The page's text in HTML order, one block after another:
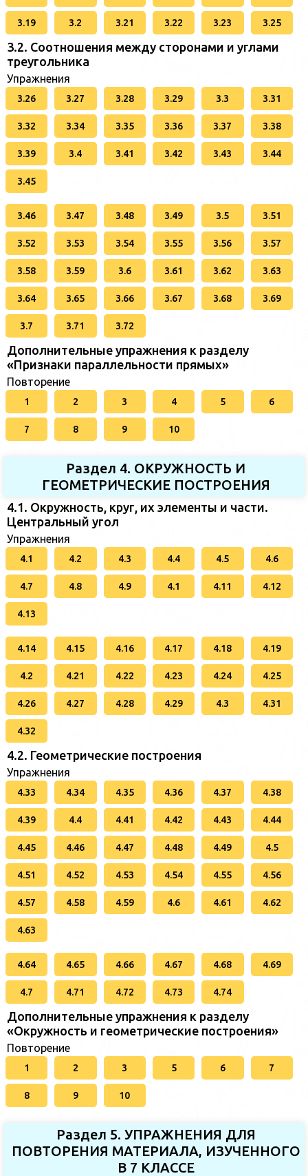
3.19 3.2 3.21 3.22 3.23 3.25
3.2. Соотношения между сторонами и углами
треугольника
Упражнения
3.26 3.27 3.28 3.29 3.3 3.31
3.32 3.34 3.35 3.36 3.37 3.38
3.39 3.4 3.41 3.42 3.43 3.44
3.45
3.46 3.47 3.48 3.49 3.5 3.51
3.52 3.53 3.54 3.55 3.56 3.57
3.58 3.59 3.6 3.61 3.62 3.63
3.64 3.65 3.66 3.67 3.68 3.69
3.7 3.71 3.72
Дополнительные упражнения к разделу
«Признаки параллельности прямых»
Повторение
1 2 3 4 5 6
7 8 9 10
Раздел 4. ОКРУЖНОСТЬ И
ГЕОМЕТРИЧЕСКИЕ ПОСТРОЕНИЯ
4.1. Окружность, круг, их элементы и части.
Центральный угол
Упражнения
4.1 4.2 4.3 4.4 4.5 4.6
4.7 4.8 4.9 4.1 4.11 4.12
4.13
4.14 4.15 4.16 4.17 4.18 4.19
4.2 4.21 4.22 4.23 4.24 4.25
4.26 4.27 4.28 4.29 4.3 4.31
4.32
4.2. Геометрические построения
Упражнения
4.33 4.34 4.35 4.36 4.37 4.38
4.39 4.4 4.41 4.42 4.43 4.44
4.45 4.46 4.47 4.48 4.49 4.5
4.51 4.52 4.53 4.54 4.55 4.56
4.57 4.58 4.59 4.6 4.61 4.62
4.63
4.64 4.65 4.66 4.67 4.68 4.69
4.7 4.71 4.72 4.73 4.74
Дополнительные упражнения к разделу
«Окружность и геометрические построения»
Повторение
1 2 3 5 6 7
8 9 10
Раздел 5. УПРАЖНЕНИЯ ДЛЯ
ПОВТОРЕНИЯ МАТЕРИАЛА, ИЗУЧЕННОГО
В 7 КЛАССЕ